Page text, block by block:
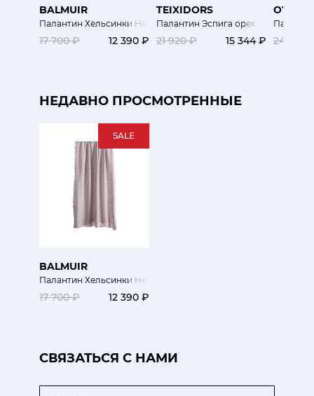
BALMUIR
Палантин Хельсинки Helsinki бежевый
17 700 ₽ 12 390 ₽
TEIXIDORS
Палантин Эспига орех
21 920 ₽ 15 344 ₽
OYUNA
24 620
НЕДАВНО ПРОСМОТРЕННЫЕ
SALE
BALMUIR
Палантин Хельсинки Helsinki сиреневый
17 700 ₽ 12 390 ₽
CВЯЗАТЬСЯ С НАМИ